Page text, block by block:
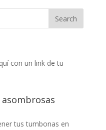
con un link de tu
tus tumbonas en